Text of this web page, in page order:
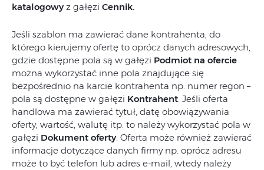
katalogowy z gałęzi Cennik.
Jeśli szablon ma zawierać dane kontrahenta, do
którego kierujemy ofertę to oprócz danych adresowych,
gdzie dostępne pola są w gałęzi Podmiot na ofercie
można wykorzystać inne pola znajdujące się
bezpośrednio na karcie kontrahenta np. numer regon –
pola są dostępne w gałęzi Kontrahent. Jeśli oferta
handlowa ma zawierać tytuł, datę obowiązywania
oferty, wartość, walutę itp. to należy wykorzystać pola w
gałęzi Dokument oferty. Oferta może również zawierać
informacje dotyczące danych firmy np. oprócz adresu
może to być telefon lub adres e-mail, wtedy należy